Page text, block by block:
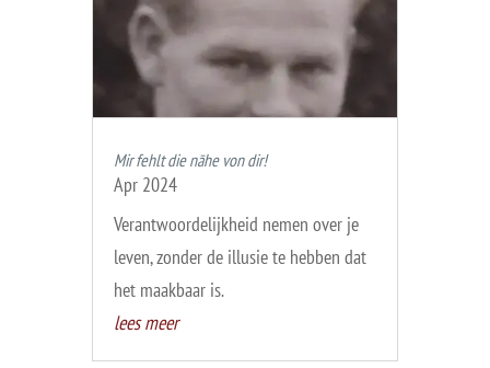
Mir fehlt die nāhe von dir!
Apr 2024
Verantwoordelijkheid nemen over je
leven, zonder de illusie te hebben dat
het maakbaar is.
lees meer